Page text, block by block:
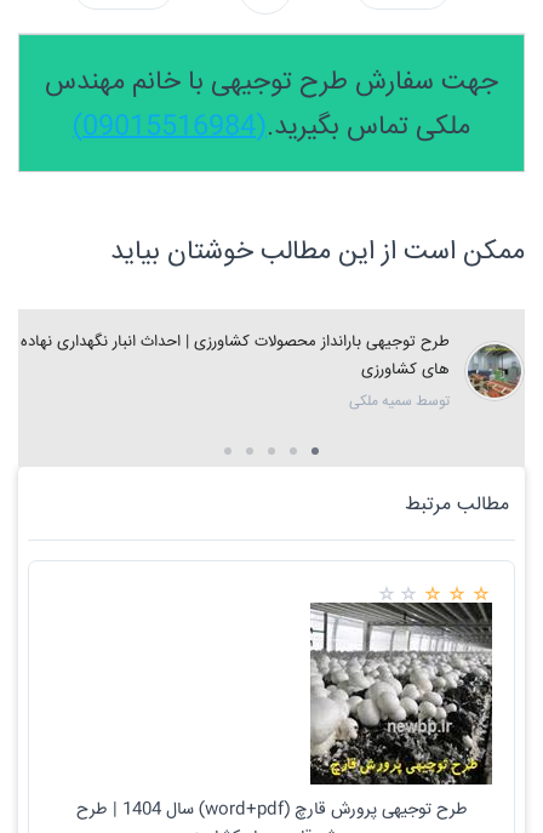
جهت سفارش طرح توجیهی با خانم مهندس
ملکی تماس بگیرید.(09015516984)
ممکن است از این مطالب خوشتان بیاید
طرح توجیهی بارانداز محصولات کشاورزی | احداث انبار نگهداری نهاده
های کشاورزی
توسط سمیه ملکی
مطالب مرتبط
طرح توجیهی پرورش قارچ (word+pdf) سال 1404 | طرح